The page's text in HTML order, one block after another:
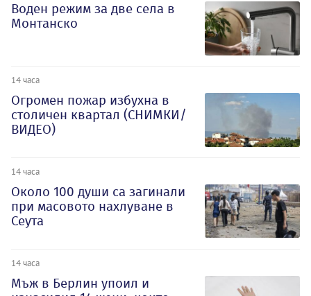
Воден режим за две села в
Монтанско
14 часа
Огромен пожар избухна в
столичен квартал (СНИМКИ/
ВИДЕО)
14 часа
Около 100 души са загинали
при масовото нахлуване в
Сеута
14 часа
Мъж в Берлин упоил и